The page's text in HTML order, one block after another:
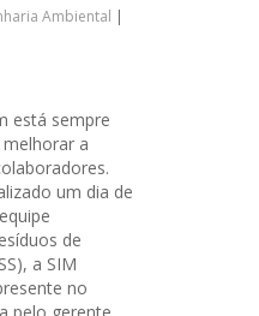
Ambiental |
está sempre
a
um dia de
de
a SIM
no